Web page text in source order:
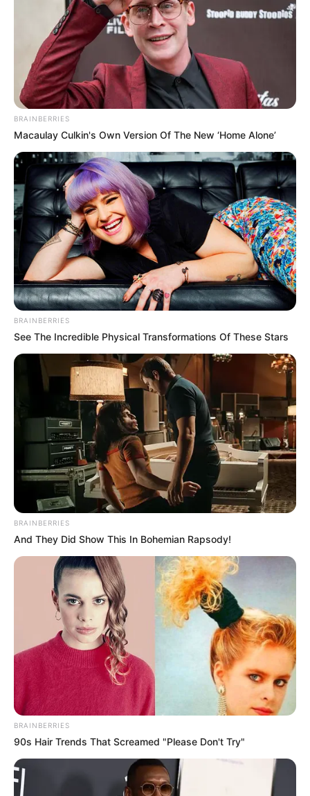
BRAINBERRIES
Macaulay Culkin's Own Version Of The New ‘Home Alone’
BRAINBERRIES
See The Incredible Physical Transformations Of These Stars
BRAINBERRIES
And They Did Show This In Bohemian Rapsody!
BRAINBERRIES
90s Hair Trends That Screamed "Please Don't Try"